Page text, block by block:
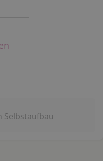
Selbstaufbau